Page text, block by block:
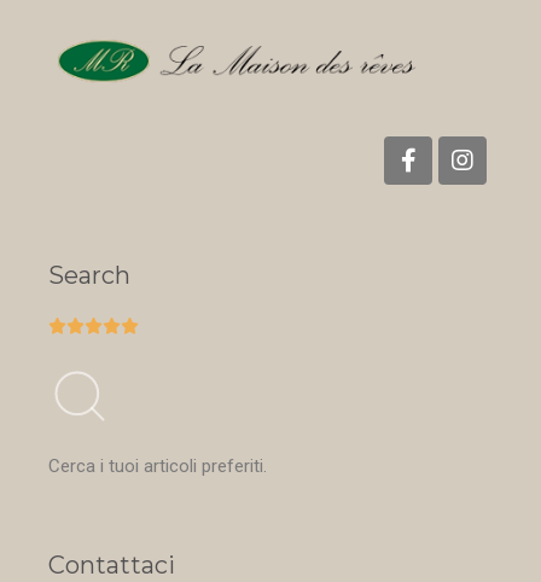
Search

Cerca i tuoi articoli preferiti.
Contattaci